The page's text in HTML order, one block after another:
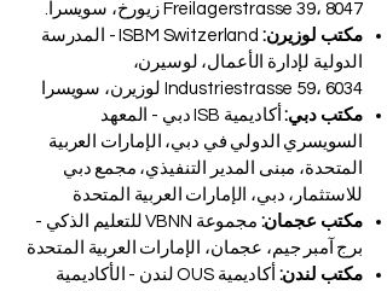
Freilagerstrasse 39، 8047 زيورخ، سويسرا.
مكتب لوزيرن:
ISBM Switzerland - المدرسة
الدولية لإدارة الأعمال، لوسيرن،
Industriestrasse 59، 6034 لوزيرن، سويسرا
مكتب دبي:
أكاديمية ISB دبي - المعهد
السويسري الدولي في دبي، الإمارات العربية
المتحدة، مبنى المدير التنفيذي، مجمع دبي
للاستثمار، دبي، الإمارات العربية المتحدة
مكتب عجمان:
مجموعة VBNN للتعليم الذكي -
برج آمبر جيم، عجمان، الإمارات العربية المتحدة
مكتب لندن:
أكاديمية OUS لندن - الأكاديمية